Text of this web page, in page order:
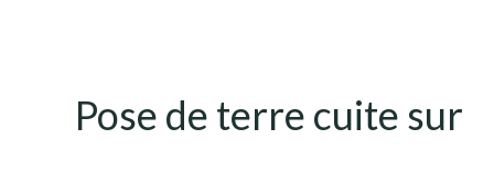
Pose de terre cuite sur